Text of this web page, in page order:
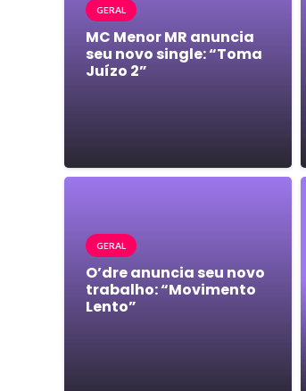
GERAL
MC Menor MR anuncia
seu novo single: “Toma
Juízo 2”
GERAL
O’dre anuncia seu novo
trabalho: “Movimento
Lento”